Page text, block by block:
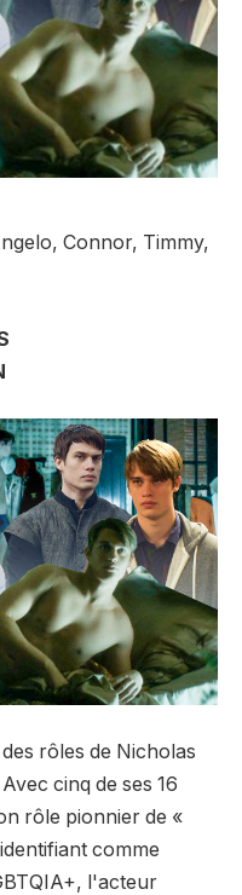
Connor, Timmy,
rôles de Nicholas
cinq de ses 16
rôle pionnier de «
comme
l'acteur